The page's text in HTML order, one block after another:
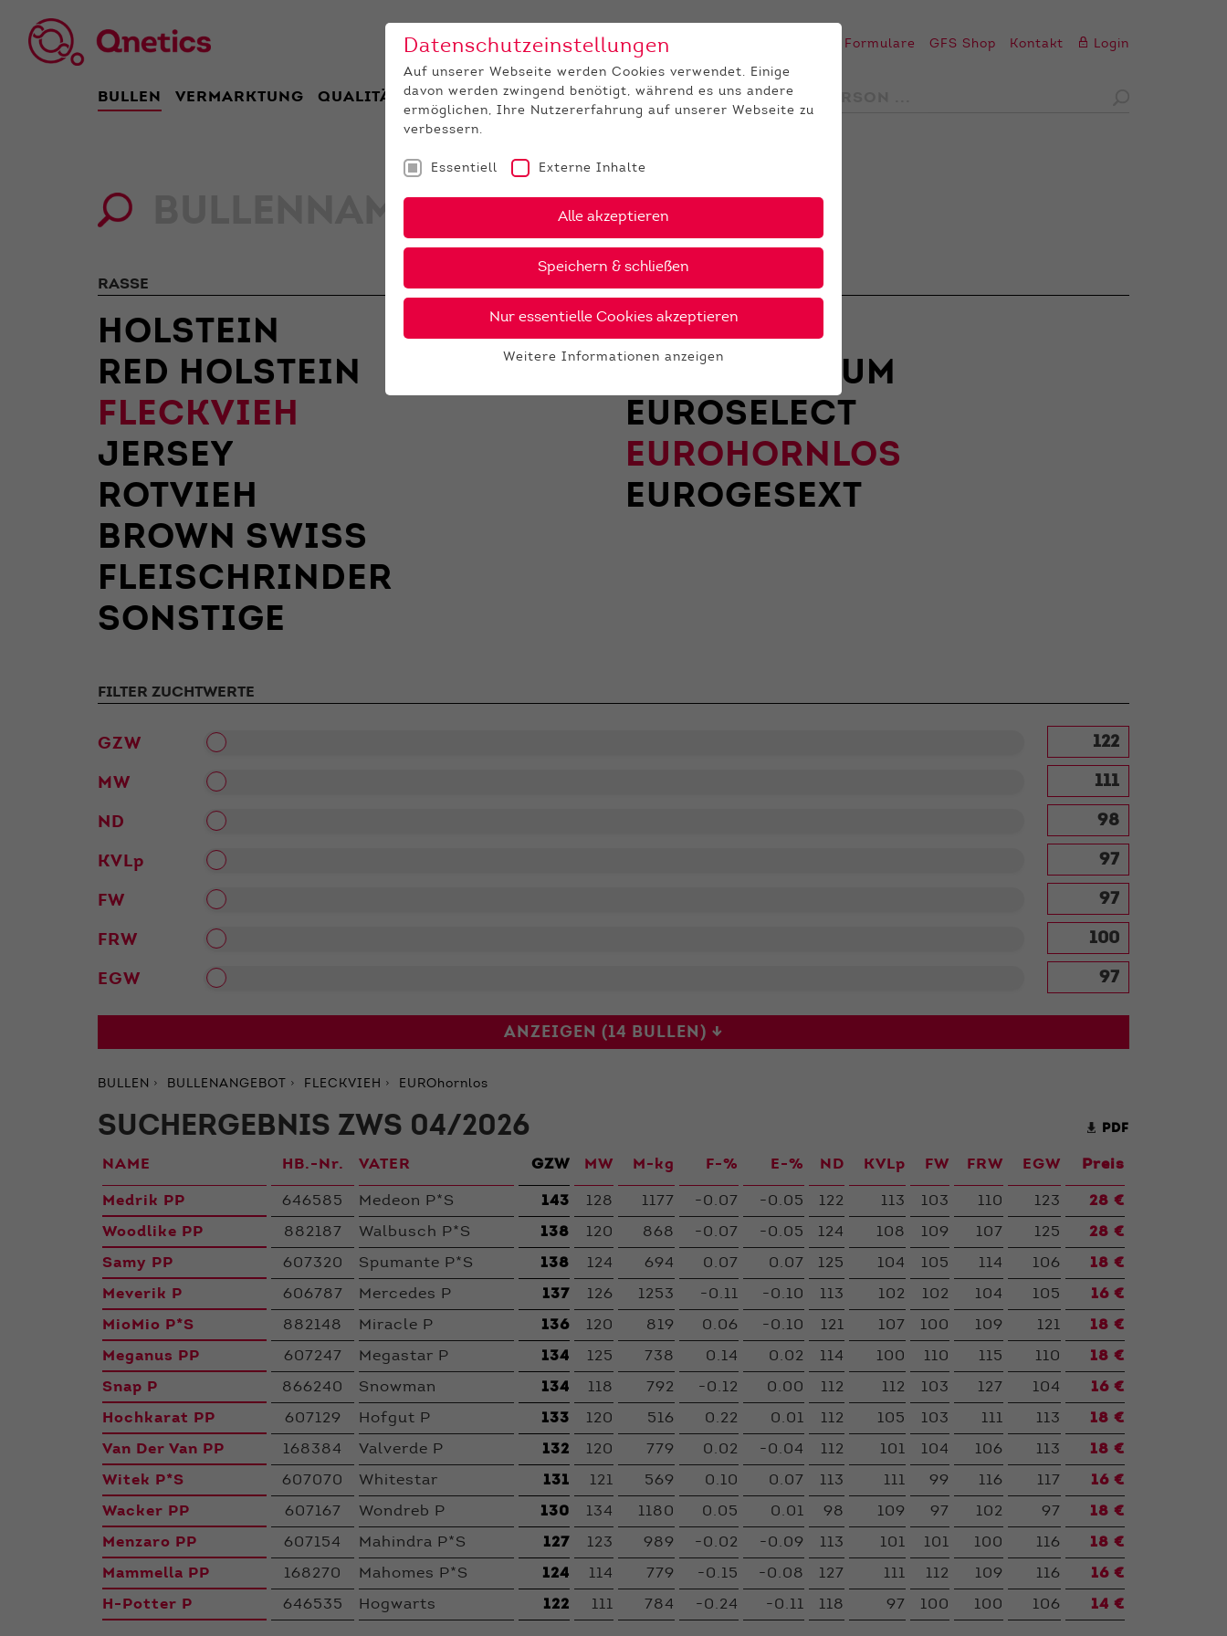
Formulare GFS Shop Kontakt Login
BULLEN VERMARKTUNG QUALITÄT JUNGZÜCHTER
RASSE
HOLSTEIN
RED HOLSTEIN
FLECKVIEH
JERSEY
ROTVIEH
BROWN SWISS
FLEISCHRINDER
SONSTIGE
ALLE
EUROPREMIUM
EUROSELECT
EUROHORNLOS
EUROGESEXT
FILTER ZUCHTWERTE
GZW
MW
ND
KVLp
FW
FRW
EGW
ANZEIGEN (14 BULLEN) ↓
BULLEN BULLENANGEBOT FLECKVIEH EUROhornlos
SUCHERGEBNIS ZWS 04/2026 PDF
NAME HB.-Nr. VATER GZW MW M-kg F-% E-% ND KVLp FW FRW EGW Preis
Medrik PP 646585 Medeon P*S 143 128 1177 -0.07 -0.05 122 113 103 110 123 28 €
Woodlike PP 882187 Walbusch P*S 138 120 868 -0.07 -0.05 124 108 109 107 125 28 €
Samy PP 607320 Spumante P*S 138 124 694 0.07 0.07 125 104 105 114 106 18 €
Meverik P 606787 Mercedes P 137 126 1253 -0.11 -0.10 113 102 102 104 105 16 €
MioMio P*S 882148 Miracle P 136 120 819 0.06 -0.10 121 107 100 109 121 18 €
Meganus PP 607247 Megastar P 134 125 738 0.14 0.02 114 100 110 115 110 18 €
Snap P 866240 Snowman 134 118 792 -0.12 0.00 112 112 103 127 104 16 €
Hochkarat PP 607129 Hofgut P 133 120 516 0.22 0.01 112 105 103 111 113 18 €
Van Der Van PP 168384 Valverde P 132 120 779 0.02 -0.04 112 101 104 106 113 18 €
Witek P*S 607070 Whitestar 131 121 569 0.10 0.07 113 111 99 116 117 16 €
Wacker PP 607167 Wondreb P 130 134 1180 0.05 0.01 98 109 97 102 97 18 €
Menzaro PP 607154 Mahindra P*S 127 123 989 -0.02 -0.09 113 101 101 100 116 18 €
Mammella PP 168270 Mahomes P*S 124 114 779 -0.15 -0.08 127 111 112 109 116 16 €
H-Potter P 646535 Hogwarts 122 111 784 -0.24 -0.11 118 97 100 100 106 14 €
Datenschutzeinstellungen
Auf unserer Webseite werden Cookies verwendet. Einige
davon werden zwingend benötigt, während es uns andere
ermöglichen, Ihre Nutzererfahrung auf unserer Webseite zu
verbessern.
Essentiell Externe Inhalte
Alle akzeptieren
Speichern & schließen
Nur essentielle Cookies akzeptieren
der Webseite benötigt. Dadurch ist gewährleistet, dass
Cookie-Informationen anzeigen
Weitere Informationen anzeigen